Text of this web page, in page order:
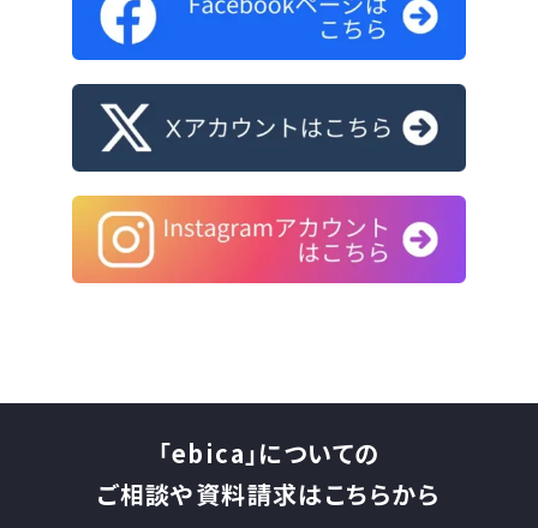
「ebica」についての
ご相談や資料請求はこちらから